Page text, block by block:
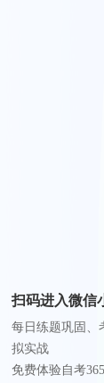
扫码进入微信
每日练题巩固、
拟实战
免费体验自考